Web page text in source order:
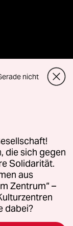
für Genehmigungen
Richtlinien
AGB
nicht
die sich gegen
Solidarität.
aus
Zentrum“ –
dabei?